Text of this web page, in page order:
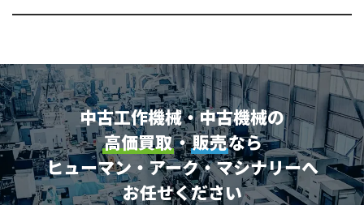
中古工作機械・中古機械の
高価買取・販売なら
ヒューマン・アーク・マシナリーへ
お任せください